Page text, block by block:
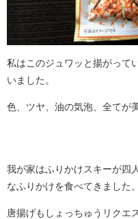
私はこのジュワッと揚がって
いました。
色、ツヤ、油の気泡、全てが
我が家はふりかけスキーが四
なふりかけを食べてきました。
唐揚げもしょっちゅうリクエ